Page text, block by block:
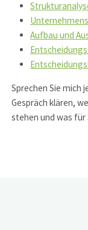
Aufbau und
Sprechen Sie mich
Gespräch klären,
stehen und was